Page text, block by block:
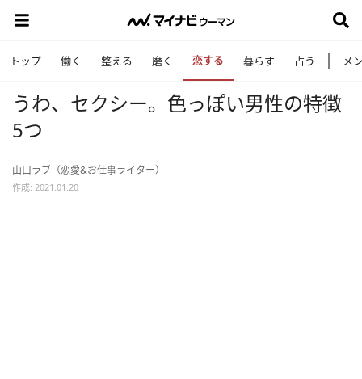
トップ 働く 整える 磨く 恋する 暮らす 占う メ
うわ、セクシー。色っぽい男性の特徴
5つ
山口ラブ（恋愛&お仕事ライター）
作成: 2021.01.20